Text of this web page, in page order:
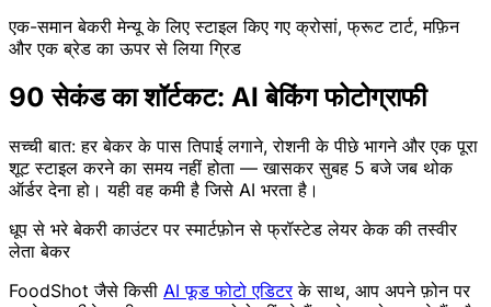
एक-समान बेकरी मेन्यू के लिए स्टाइल किए गए क्रोसां, फ्रूट टार्ट, मफ़िन
और एक ब्रेड का ऊपर से लिया ग्रिड
90 सेकंड का शॉर्टकट: AI बेकिंग फोटोग्राफी
सच्ची बात: हर बेकर के पास तिपाई लगाने, रोशनी के पीछे भागने और एक पूरा
शूट स्टाइल करने का समय नहीं होता — खासकर सुबह 5 बजे जब थोक
ऑर्डर देना हो। यही वह कमी है जिसे AI भरता है।
धूप से भरे बेकरी काउंटर पर स्मार्टफ़ोन से फ्रॉस्टेड लेयर केक की तस्वीर
लेता बेकर
FoodShot जैसे किसी AI फूड फोटो एडिटरके साथ, आप अपने फ़ोन पर